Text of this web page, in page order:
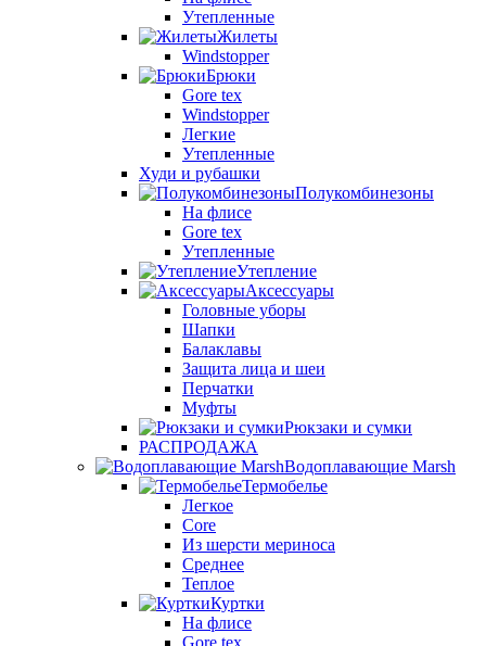
Утепленные
Жилеты
Windstopper
Брюки
Gore tex
Windstopper
Легкие
Утепленные
Худи и рубашки
Полукомбинезоны
На флисе
Gore tex
Утепленные
Утепление
Аксессуары
Головные уборы
Шапки
Балаклавы
Защита лица и шеи
Перчатки
Муфты
Рюкзаки и сумки
РАСПРОДАЖА
Водоплавающие Marsh
Термобелье
Легкое
Core
Из шерсти мериноса
Среднее
Теплое
Куртки
На флисе
Gore tex